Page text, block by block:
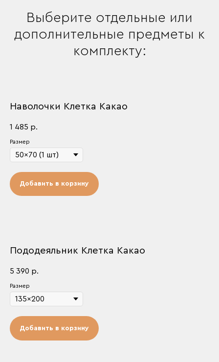
Выберите отдельные или
дополнительные предметы к
комплекту:
Наволочки Клетка Какао
1 485 р.
Размер
Добавить в корзину
Пододеяльник Клетка Какао
5 390 р.
Размер
Добавить в корзину